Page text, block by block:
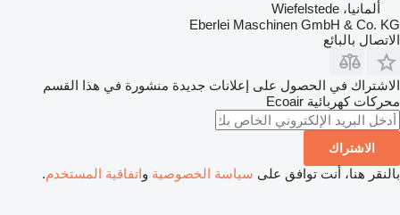
ألمانيا، Wiefelstede
Eberlei Maschinen GmbH & Co. KG
الاتصال بالبائع
الاشتراك في الحصول على إعلانات جديدة منشورة في هذا القسم
محركات كهربائية Ecoair
الاشتراك
بالنقر هنا، أنت توافق على سياسة الخصوصية واتفاقية المستخدم.